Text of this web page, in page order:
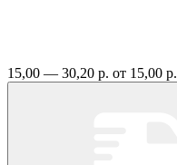
15,00 — 30,20 р. от 15,00 р.